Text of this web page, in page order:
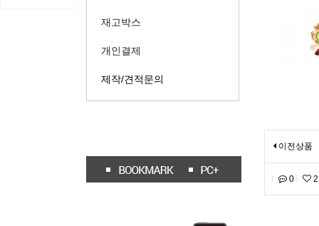
재고박스
개인결제
제작/견적문의
이전상품
0 2